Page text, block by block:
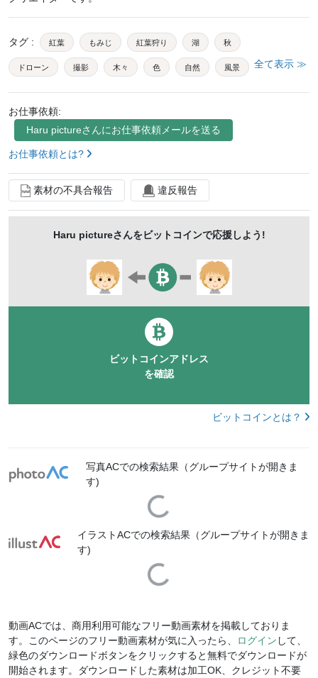
タグ : 紅葉 もみじ 紅葉狩り 湖 秋
ドローン 撮影 木々 色 自然 風景
景色 背景 水面 リフレクション 緑
黄色 オレンジ
フォトジェニック シーズン 散策 彩り
ナチュラル 季節 観光
綺麗 光景 カラフル リラックス 落ち葉
アウトドア 風情 森林 水辺 休日
テキストスペース コピースペース
ai生成 ai生成ツール使用素材
全て表示 ≫
お仕事依頼:
Haru pictureさんにお仕事依頼メールを送る
お仕事依頼とは?
素材の不具合報告 違反報告
Haru pictureさんをビットコインで応援しよう!
ビットコインアドレス
を確認
ビットコインとは？
写真ACでの検索結果（グループサイトが開きま
す)
Loading...
イラストACでの検索結果（グループサイトが開きま
す)
Loading...
動画ACでは、商用利用可能なフリー動画素材を掲載しておりま
す。このページのフリー動画素材が気に入ったら、
ログイン して、
緑色のダウンロードボタンをクリックすると無料でダウンロードが
開始されます。ダウンロードした素材は加工OK、クレジット不要